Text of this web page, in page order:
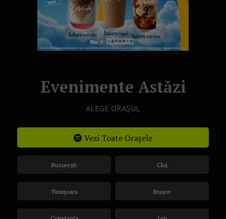
Evenimente Astăzi
ALEGE ORAȘUL
Vezi Toate Orașele
București
Timișoara
Cluj
Brașov